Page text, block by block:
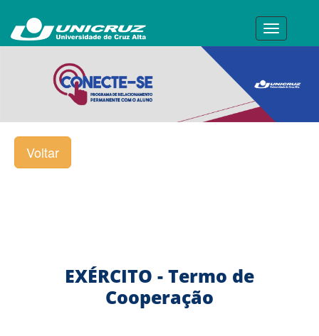
Toggle
Voltar
EXÉRCITO - Termo de
Cooperação